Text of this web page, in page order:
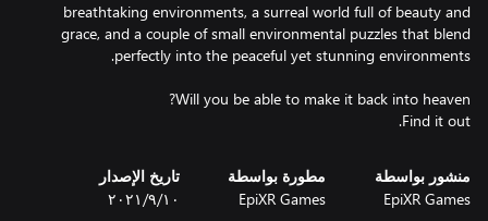
breathtaking environments, a surreal world full of beauty and
grace, and a couple of small environmental puzzles that blend
Find it out.
منشور بواسطة
EpiXR Games
مطورة بواسطة
EpiXR Games
تاريخ الإصدار
١٠‏/٩‏/٢٠٢١